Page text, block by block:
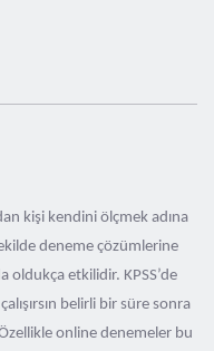
kişi kendini ölçmek adına
deneme çözümlerine
oldukça etkilidir. KPSS’de
belirli bir süre sonra
online denemeler bu